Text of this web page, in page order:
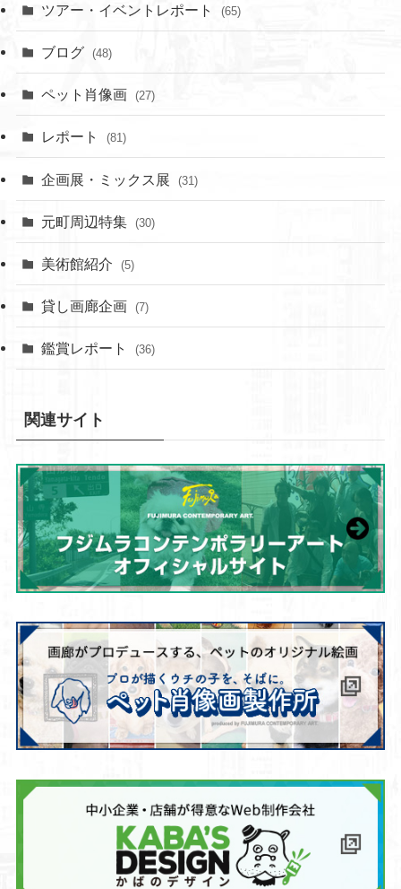
ツアー・イベントレポート (65)
ブログ (48)
ペット肖像画 (27)
レポート (81)
企画展・ミックス展 (31)
元町周辺特集 (30)
美術館紹介 (5)
貸し画廊企画 (7)
鑑賞レポート (36)
関連サイト